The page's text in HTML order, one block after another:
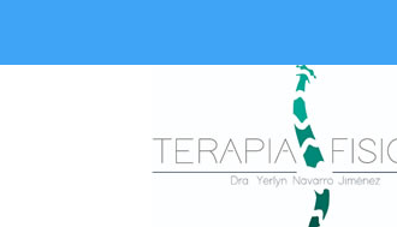
contenido